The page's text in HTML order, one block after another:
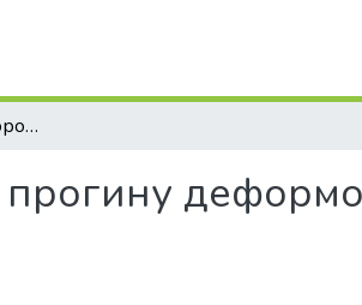
Спосіб визначення порогового прогину деформованої поверхні мостових споруд